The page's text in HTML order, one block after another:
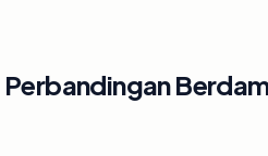
Perbandingan